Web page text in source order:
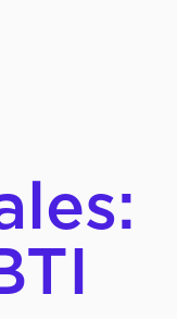
QUÉ HACEMOS